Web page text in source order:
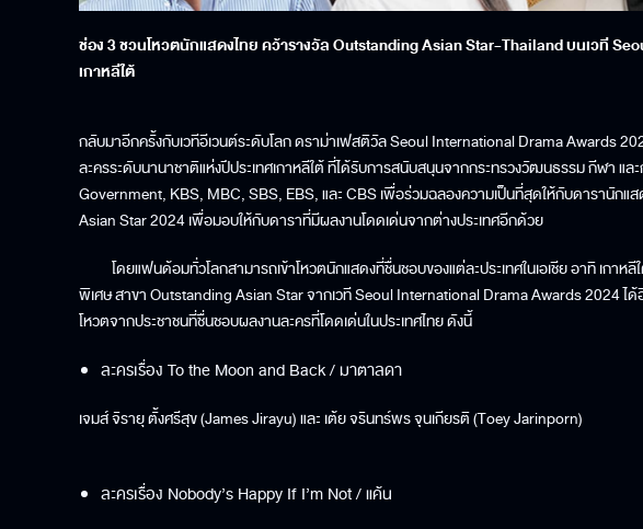
ช่อง 3 ชวนโหวตนักแสดงไทย คว้ารางวัล Outstanding Asian Star-Thailand บนเวที
เกาหลีใต้
กลับมาอีกครั้งกับเวทีอีเวนต์ระดับโลก ดราม่าเฟสติวัล Seoul International Drama Awards
ละครระดับนานาชาติแห่งปีประเทศเกาหลีใต้ ที่ได้รับการสนับสนุนจากกระทรวงวัฒนธรรม กีฬา แล
Government, KBS, MBC, SBS, EBS, และ CBS เพื่อร่วมฉลองความเป็นที่สุดให้กับดารานักแ
Asian Star 2024 เพื่อมอบให้กับดาราที่มีผลงานโดดเด่นจากต่างประเทศอีกด้วย
โดยแฟนด้อมทั่วโลกสามารถเข้าโหวตนักแสดงที่ชื่นชอบของแต่ละประเทศในเอเชีย อาทิ เกาห
พิเศษ สาขา Outstanding Asian Star จากเวที Seoul International Drama Awards 2024 ได้
โหวตจากประชาชนที่ชื่นชอบผลงานละครที่โดดเด่นในประเทศไทย ดังนี้
ละครเรื่อง To the Moon and Back / มาตาลดา
เจมส์ จิรายุ ตั้งศรีสุข (James Jirayu) และ เต้ย จรินทร์พร จุนเกียรติ (Toey Jarinporn)
ละครเรื่อง Nobody’s Happy If I’m Not / แค้น